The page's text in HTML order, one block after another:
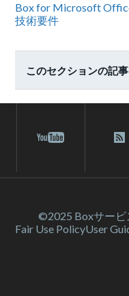
Box for Microsoft
技術要件
このセクションの記事
©2025 Boxサービ
Fair Use PolicyUser